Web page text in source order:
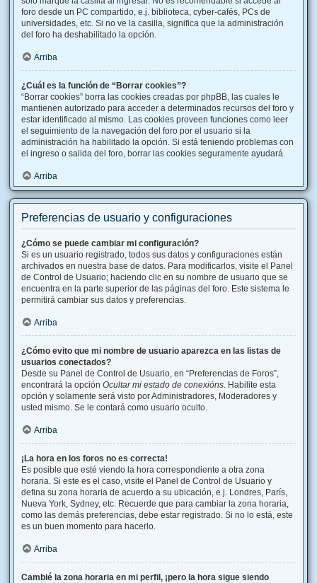
foro desde un PC compartido, e.j. biblioteca, cyber-cafés, PCs de
universidades, etc. Si no ve la casilla, significa que la administración
del foro ha deshabilitado la opción.
Arriba
¿Cuál es la función de “Borrar cookies”?
“Borrar cookies” borra las cookies creadas por phpBB, las cuales le
mantienen autorizado para acceder a determinados recursos del foro y
estar identificado al mismo. Las cookies proveen funciones como leer
el seguimiento de la navegación del foro por el usuario si la
administración ha habilitado la opción. Si está teniendo problemas con
el ingreso o salida del foro, borrar las cookies seguramente ayudará.
Arriba
Preferencias de usuario y configuraciones
¿Cómo se puede cambiar mi configuración?
Si es un usuario registrado, todos sus datos y configuraciones están
archivados en nuestra base de datos. Para modificarlos, visite el Panel
de Control de Usuario; haciendo clic en su nombre de usuario que se
encuentra en la parte superior de las páginas del foro. Este sistema le
permitirá cambiar sus datos y preferencias.
Arriba
¿Cómo evito que mi nombre de usuario aparezca en las listas de
usuarios conectados?
Desde su Panel de Control de Usuario, en “Preferencias de Foros”,
encontrará la opción Ocultar mi estado de conexións. Habilite esta
opción y solamente será visto por Administradores, Moderadores y
usted mismo. Se le contará como usuario oculto.
Arriba
¡La hora en los foros no es correcta!
Es posible que esté viendo la hora correspondiente a otra zona
horaria. Si este es el caso, visite el Panel de Control de Usuario y
defina su zona horaria de acuerdo a su ubicación, e.j. Londres, París,
Nueva York, Sydney, etc. Recuerde que para cambiar la zona horaria,
como las demás preferencias, debe estar registrado. Si no lo está, este
es un buen momento para hacerlo.
Arriba
Cambié la zona horaria en mi perfil, ¡pero la hora sigue siendo